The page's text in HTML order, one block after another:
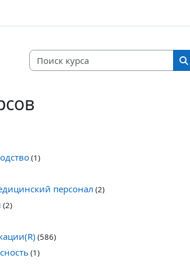
(1)
персонал (2)
(2)
(586)
(1)